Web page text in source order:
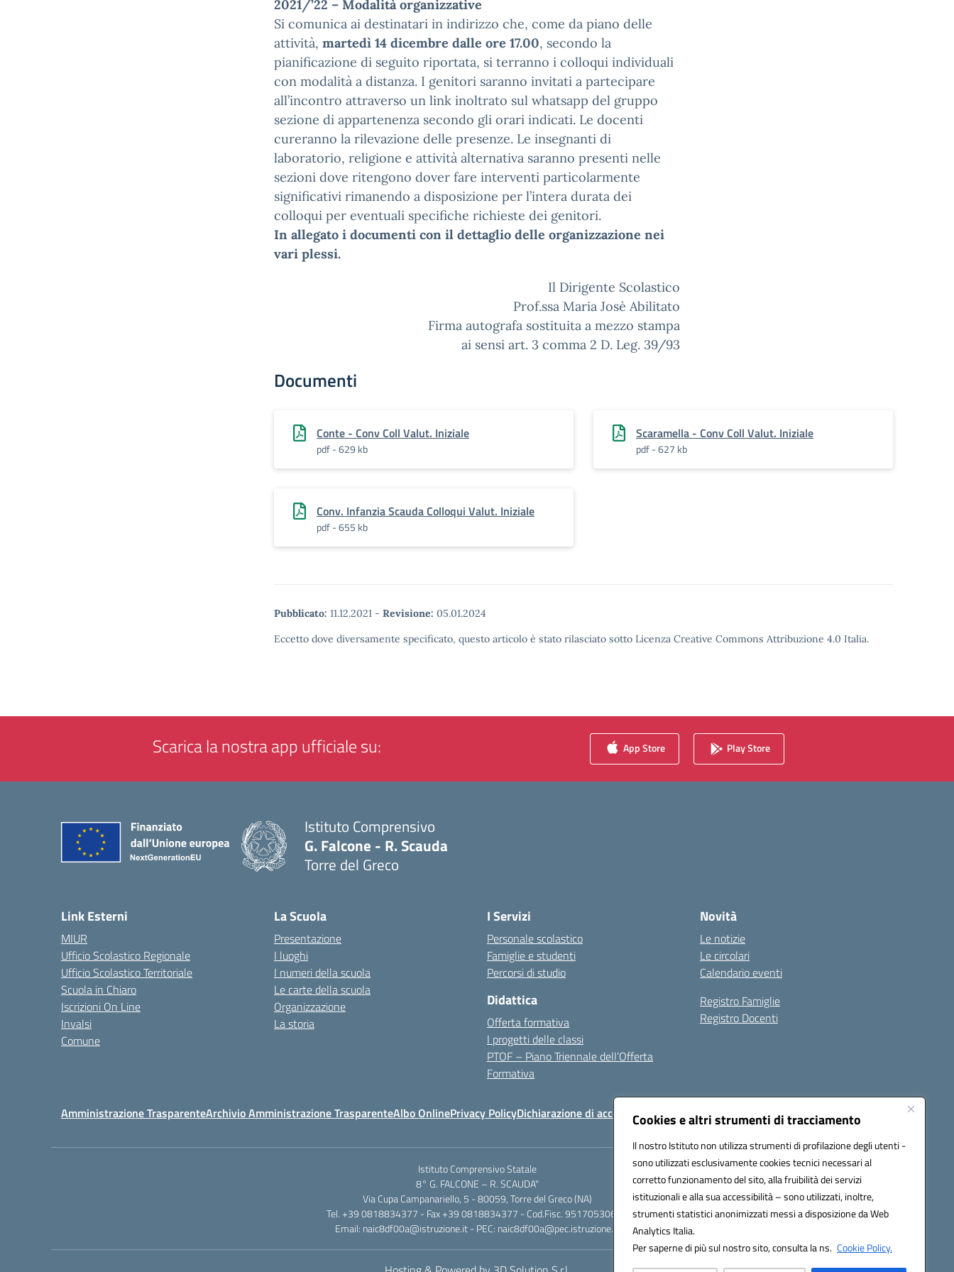
Cookies e altri strumenti di tracciamento
Il nostro Istituto non utilizza strumenti di profilazione degli utenti -
sono utilizzati esclusivamente cookies tecnici necessari al
corretto funzionamento del sito, alla fruibilità dei servizi
istituzionali e alla sua accessibilità – sono utilizzati, inoltre,
strumenti statistici anonimizzati messi a disposizione da Web
Analytics Italia.
Per saperne di più sul nostro sito, consulta la ns. Cookie Policy.
2021/’22 – Modalità organizzative
Si comunica ai destinatari in indirizzo che, come da piano delle
attività, martedì 14 dicembre dalle ore 17.00, secondo la
pianificazione di seguito riportata, si terranno i colloqui individuali
con modalità a distanza. I genitori saranno invitati a partecipare
all’incontro attraverso un link inoltrato sul whatsapp del gruppo
sezione di appartenenza secondo gli orari indicati. Le docenti
cureranno la rilevazione delle presenze. Le insegnanti di
laboratorio, religione e attività alternativa saranno presenti nelle
sezioni dove ritengono dover fare interventi particolarmente
significativi rimanendo a disposizione per l’intera durata dei
colloqui per eventuali specifiche richieste dei genitori.
In allegato i documenti con il dettaglio delle organizzazione nei
vari plessi.
Il Dirigente Scolastico
Prof.ssa Maria Josè Abilitato
Firma autografa sostituita a mezzo stampa
ai sensi art. 3 comma 2 D. Leg. 39/93
Documenti
Conte - Conv Coll Valut. Iniziale
pdf - 629 kb
Scaramella - Conv Coll Valut. Iniziale
pdf - 627 kb
Conv. Infanzia Scauda Colloqui Valut. Iniziale
pdf - 655 kb
Pubblicato: 11.12.2021 - Revisione: 05.01.2024
Eccetto dove diversamente specificato, questo articolo è stato rilasciato sotto Licenza Creative Commons Attribuzione 4.0 Italia.
Scarica la nostra app ufficiale su: App Store Play Store
Istituto Comprensivo
G. Falcone - R. Scauda
Torre del Greco
Link Esterni
MIUR
Ufficio Scolastico Regionale
Ufficio Scolastico Territoriale
Scuola in Chiaro
Iscrizioni On Line
Invalsi
Comune
La Scuola
Presentazione
I luoghi
I numeri della scuola
Le carte della scuola
Organizzazione
La storia
I Servizi
Personale scolastico
Famiglie e studenti
Percorsi di studio
Didattica
Offerta formativa
I progetti delle classi
PTOF – Piano Triennale dell’Offerta
Formativa
Novità
Le notizie
Le circolari
Calendario eventi
Registro Famiglie
Registro Docenti
Amministrazione TrasparenteArchivio Amministrazione TrasparenteAlbo OnlinePrivacy PolicyDichiarazione di accessibilità Note legali
Istituto Comprensivo Statale
8° G. FALCONE – R. SCAUDA"
Via Cupa Campanariello, 5 - 80059, Torre del Greco (NA)
Tel. +39 0818834377 - Fax +39 0818834377 - Cod.Fisc. 95170530638
Email: naic8df00a@istruzione.it - PEC: naic8df00a@pec.istruzione.it